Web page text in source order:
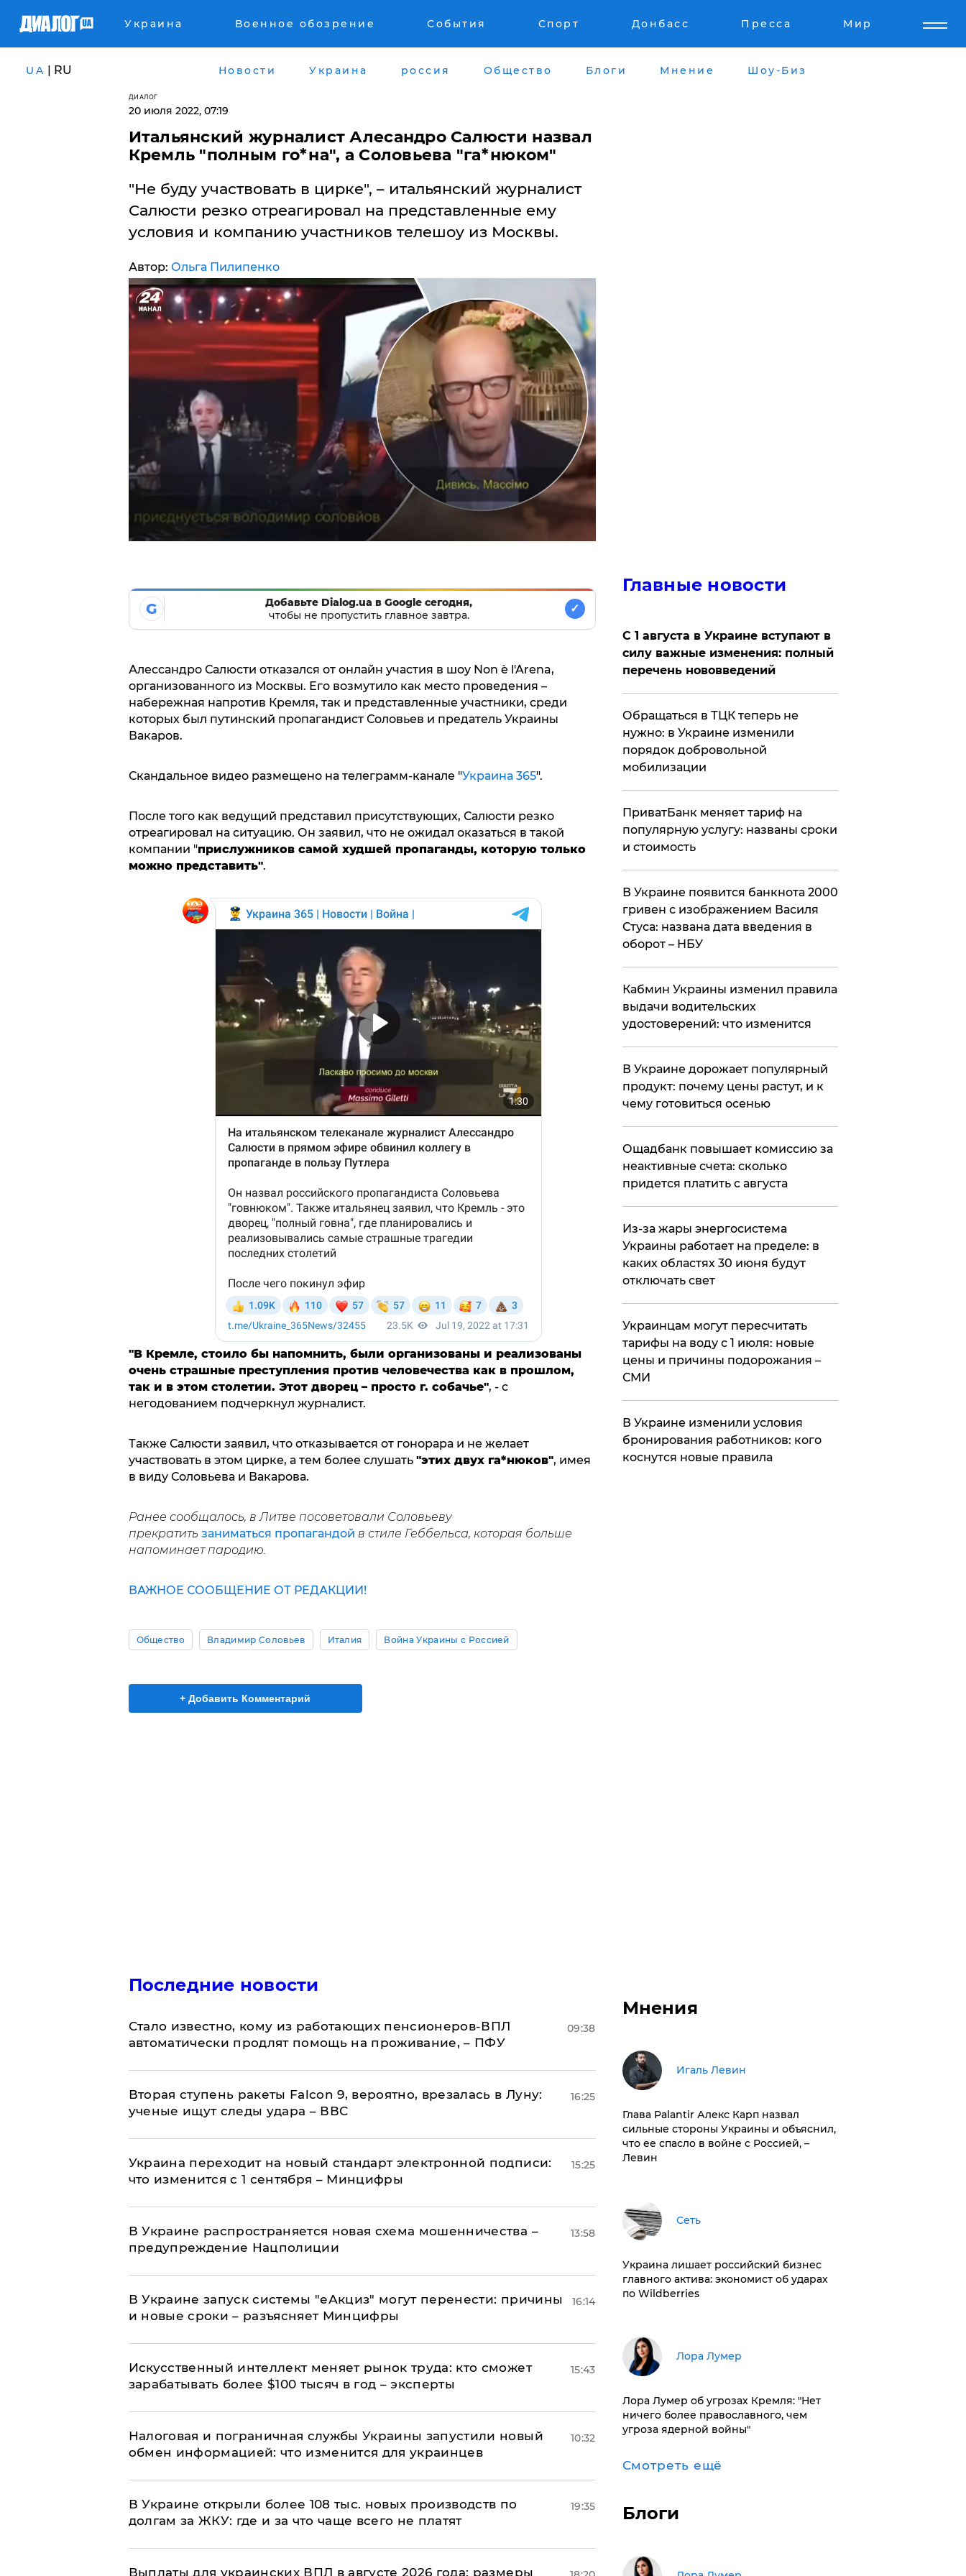
Украина Военное обозрение События Спорт Донбасс Пресса Мир
UA | RU Новости Украина россия Общество Блоги Мнение Шоу-Биз
ДИАЛОГ
20 июля 2022, 07:19
Итальянский журналист Алесандро Салюсти назвал
Кремль "полным го*на", а Соловьева "га*нюком"
"Не буду участвовать в цирке", – итальянский журналист
Салюсти резко отреагировал на представленные ему
условия и компанию участников телешоу из Москвы.
Автор: Ольга Пилипенко
G
Добавьте Dialog.ua в Google сегодня,
чтобы не пропустить главное завтра.
✓
Алессандро Салюсти отказался от онлайн участия в шоу Non è l'Arena,
организованного из Москвы. Его возмутило как место проведения –
набережная напротив Кремля, так и представленные участники, среди
которых был путинский пропагандист Соловьев и предатель Украины
Вакаров.
Скандальное видео размещено на телеграмм-канале "Украина 365".
После того как ведущий представил присутствующих, Салюсти резко
отреагировал на ситуацию. Он заявил, что не ожидал оказаться в такой
компании "прислужников самой худшей пропаганды, которую только
можно представить".
"В Кремле, стоило бы напомнить, были организованы и реализованы
очень страшные преступления против человечества как в прошлом,
так и в этом столетии. Этот дворец – просто г. собачье", - с
негодованием подчеркнул журналист.
Также Салюсти заявил, что отказывается от гонорара и не желает
участвовать в этом цирке, а тем более слушать "этих двух га*нюков", имея
в виду Соловьева и Вакарова.
Ранее сообщалось, в Литве посоветовали Соловьеву
прекратить заниматься пропагандой в стиле Геббельса, которая больше
напоминает пародию.
ВАЖНОЕ СООБЩЕНИЕ ОТ РЕДАКЦИИ!
Общество Владимир Соловьев Италия Война Украины с Россией
+ Добавить Комментарий
Последние новости
Стало известно, кому из работающих пенсионеров-ВПЛ
автоматически продлят помощь на проживание, – ПФУ
09:38
Вторая ступень ракеты Falcon 9, вероятно, врезалась в Луну:
ученые ищут следы удара – ВВС
16:25
Украина переходит на новый стандарт электронной подписи:
что изменится с 1 сентября – Минцифры
15:25
В Украине распространяется новая схема мошенничества –
предупреждение Нацполиции
13:58
В Украине запуск системы "еАкциз" могут перенести: причины
и новые сроки – разъясняет Минцифры
16:14
Искусственный интеллект меняет рынок труда: кто сможет
зарабатывать более $100 тысяч в год – эксперты
15:43
Налоговая и пограничная службы Украины запустили новый
обмен информацией: что изменится для украинцев
10:32
В Украине открыли более 108 тыс. новых производств по
долгам за ЖКУ: где и за что чаще всего не платят
19:35
Выплаты для украинских ВПЛ в августе 2026 года: размеры
Главные новости
С 1 августа в Украине вступают в
силу важные изменения: полный
перечень нововведений
Обращаться в ТЦК теперь не
нужно: в Украине изменили
порядок добровольной
мобилизации
ПриватБанк меняет тариф на
популярную услугу: названы сроки
и стоимость
В Украине появится банкнота 2000
гривен с изображением Василя
Стуса: названа дата введения в
оборот – НБУ
Кабмин Украины изменил правила
выдачи водительских
удостоверений: что изменится
В Украине дорожает популярный
продукт: почему цены растут, и к
чему готовиться осенью
​Ощадбанк повышает комиссию за
неактивные счета: сколько
придется платить с августа
Из-за жары энергосистема
Украины работает на пределе: в
каких областях 30 июня будут
отключать свет
Украинцам могут пересчитать
тарифы на воду с 1 июля: новые
цены и причины подорожания –
СМИ
В Украине изменили условия
бронирования работников: кого
коснутся новые правила
Мнения
Игаль Левин
Глава Palantir Алекс Карп назвал
сильные стороны Украины и объяснил,
что ее спасло в войне с Россией, –
Левин
Сеть
​Украина лишает российский бизнес
главного актива: экономист об ударах
по Wildberries
​Лора Лумер
Лора Лумер об угрозах Кремля: "Нет
ничего более православного, чем
угроза ядерной войны"
Смотреть ещё
Блоги